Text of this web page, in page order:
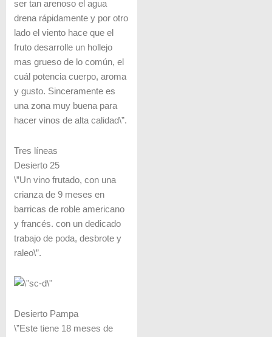
ser tan arenoso el agua
drena rápidamente y por otro
lado el viento hace que el
fruto desarrolle un hollejo
mas grueso de lo común, el
cuál potencia cuerpo, aroma
y gusto. Sinceramente es
una zona muy buena para
hacer vinos de alta calidad\”.
Tres líneas
Desierto 25
\”Un vino frutado, con una
crianza de 9 meses en
barricas de roble americano
y francés. con un dedicado
trabajo de poda, desbrote y
raleo\”.
Desierto Pampa
\”Este tiene 18 meses de